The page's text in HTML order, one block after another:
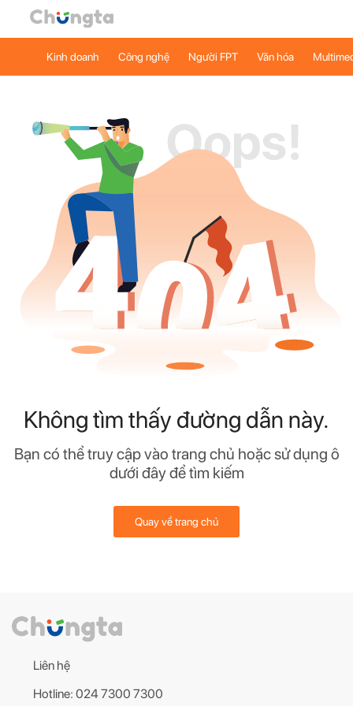
Kinh doanh Công nghệ Người FPT Văn hóa
Không tìm thấy đường dẫn này.
Bạn có thể truy cập vào trang chủ hoặc sử dụng ô
dưới đây để tìm kiếm
Quay về trang chủ
Liên hệ
Hotline: 024 7300 7300